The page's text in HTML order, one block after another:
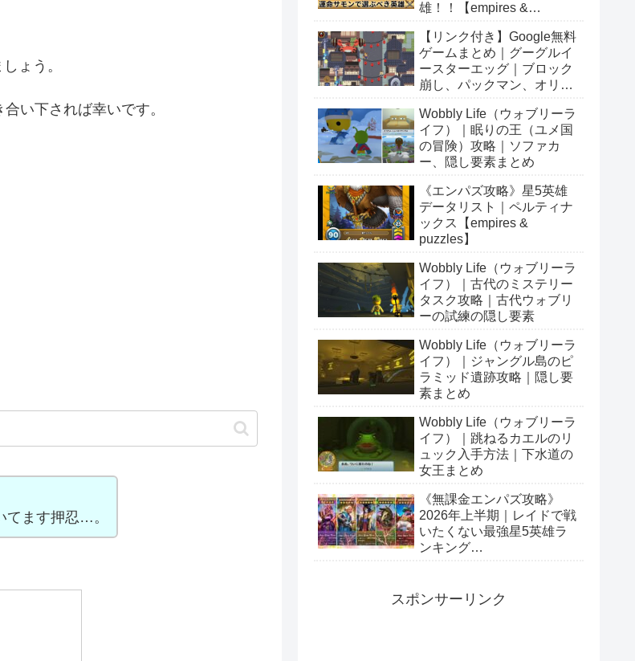
ょう。
い下されば幸いです。
てます押忍…。
雄！！【empires &
【リンク付き】Google無料
ゲームまとめ｜グーグルイ
ースターエッグ｜ブロック
崩し、パックマン、オリン
Wobbly Life（ウォブリーラ
イフ）｜眠りの王（ユメ国
の冒険）攻略｜ソファカ
ー、隠し要素まとめ
《エンパズ攻略》星5英雄
データリスト｜ペルティナ
ックス【empires &
puzzles】
Wobbly Life（ウォブリーラ
イフ）｜古代のミステリー
タスク攻略｜古代ウォブリ
ーの試練の隠し要素
Wobbly Life（ウォブリーラ
イフ）｜ジャングル島のピ
ラミッド遺跡攻略｜隠し要
素まとめ
Wobbly Life（ウォブリーラ
イフ）｜跳ねるカエルのリ
ュック入手方法｜下水道の
女王まとめ
《無課金エンパズ攻略》
2026年上半期｜レイドで戦
いたくない最強星5英雄ラ
ンキング
スポンサーリンク